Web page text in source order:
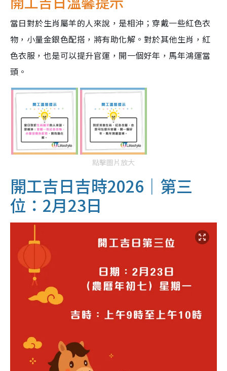
當日對於生肖屬羊的人來說，是相沖；穿戴一些紅色衣
物，小量金銀色配搭，將有助化解。對於其他生肖，紅
色衣服，也是可以提升官運，開一個好年，馬年鴻運當
頭。
點擊圖片放大
開工吉日吉時2026｜第三
位：2月23日